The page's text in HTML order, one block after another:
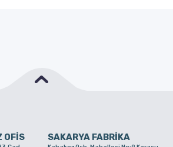
OFİS SAKARYA FABRİKA